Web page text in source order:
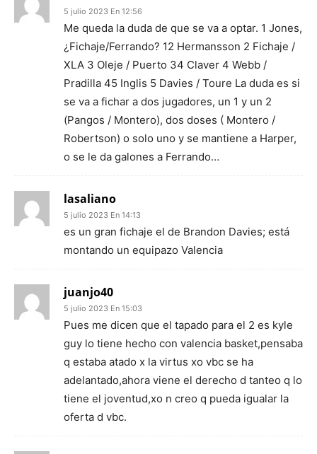
5 julio 2023 En 12:56
Me queda la duda de que se va a optar. 1 Jones,
¿Fichaje/Ferrando? 12 Hermansson 2 Fichaje /
XLA 3 Oleje / Puerto 34 Claver 4 Webb /
Pradilla 45 Inglis 5 Davies / Toure La duda es si
se va a fichar a dos jugadores, un 1 y un 2
(Pangos / Montero), dos doses ( Montero /
Robertson) o solo uno y se mantiene a Harper,
o se le da galones a Ferrando…
lasaliano
5 julio 2023 En 14:13
es un gran fichaje el de Brandon Davies; está
montando un equipazo Valencia
juanjo40
5 julio 2023 En 15:03
Pues me dicen que el tapado para el 2 es kyle
guy lo tiene hecho con valencia basket,pensaba
q estaba atado x la virtus xo vbc se ha
adelantado,ahora viene el derecho d tanteo q lo
tiene el joventud,xo n creo q pueda igualar la
oferta d vbc.